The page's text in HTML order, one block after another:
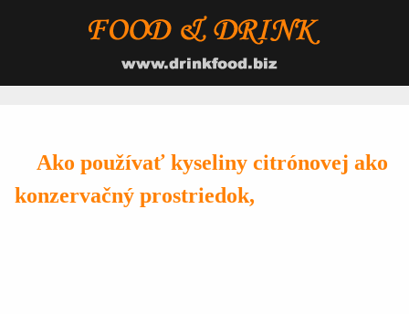
Ako používať kyseliny citrónovej ako
konzervačný prostriedok,